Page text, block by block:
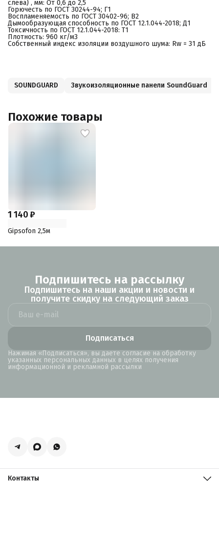
слева) , мм: От 0,6 до 2,5
Горючесть по ГОСТ 30244-94; Г1
Воспламеняемость по ГОСТ 30402-96; В2
Дымообразующая способность по ГОСТ 12.1.044-2018; Д1
Токсичность по ГОСТ 12.1.044-2018: Т1
Плотность: 960 кг/м3
Собственный индекс изоляции воздушного шума: Rw = 31 дБ
SOUNDGUARD Звукоизоляционные панели SoundGuard
Похожие товары
1 140 ₽
Gipsofon 2,5м
Подпишитесь на рассылку
Подпишитесь на наши акции и новости и
получите скидку на следующий заказ
Подписаться
Нажимая «Подписаться», вы даете согласие на обработку
указанных персональных данных в целях получения
информационной и рекламной рассылки
Контакты